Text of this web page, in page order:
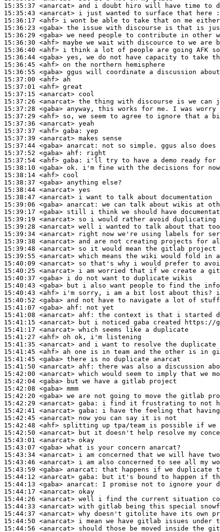
15:35:37 <anarcat>
15:35:43 <anarcat>
15:36:17 <ahf>
15:36:23 <gaba>
15:36:29 <gaba>
15:36:30 <ahf>
15:36:40 <ahf>
15:36:44 <gaba>
15:36:45 <ahf>
15:36:55 <gaba>
15:37:00 <ahf>
15:37:01 <ahf>
15:37:15 <anarcat>
15:37:26 <anarcat>
15:37:28 <gaba>
15:37:29 <ahf>
15:37:36 <anarcat>
15:37:37 <ahf> gaba:
15:37:39 <anarcat>
15:37:44 <gaba> anarcat:
15:37:52 <gaba> ahf:
15:37:54 <ahf> gaba:
15:38:10 <gaba>
15:38:14 <ahf>
15:38:37 <gaba>
15:38:44 <anarcat>
15:38:47 <anarcat>
15:39:06 <gaba> anarcat:
15:39:17 <gaba>
15:39:19 <anarcat>
15:39:28 <anarcat>
15:39:34 <anarcat>
15:39:38 <anarcat>
15:39:48 <anarcat>
15:39:55 <anarcat>
15:40:09 <anarcat>
15:40:25 <anarcat>
15:40:37 <gaba>
15:40:43 <gaba>
15:40:43 <ahf>
15:40:52 <gaba>
15:41:07 <gaba> ahf:
15:41:08 <anarcat> ahf:
15:41:15 <anarcat>
15:41:17 <anarcat>
15:41:27 <ahf>
15:41:35 <anarcat>
15:41:45 <ahf>
15:41:45 <gaba>
15:41:50 <anarcat> ahf:
15:42:00 <anarcat>
15:42:04 <gaba>
15:42:08 <gaba>
15:42:20 <gaba>
15:42:29 <anarcat> gaba:
15:42:41 <anarcat> gaba:
15:42:45 <anarcat>
15:42:48 <ahf>
15:42:50 <anarcat>
15:43:01 <anarcat>
15:43:07 <gaba>
15:43:34 <anarcat>
15:43:46 <anarcat>
15:43:59 <gaba> anarcat:
15:44:12 <anarcat> gaba:
15:44:13 <gaba> anarcat:
15:44:17 <anarcat>
15:44:26 <anarcat>
15:44:33 <anarcat>
15:44:37 <anarcat>
15:44:50 <anarcat>
15:44:56 <anarcat>